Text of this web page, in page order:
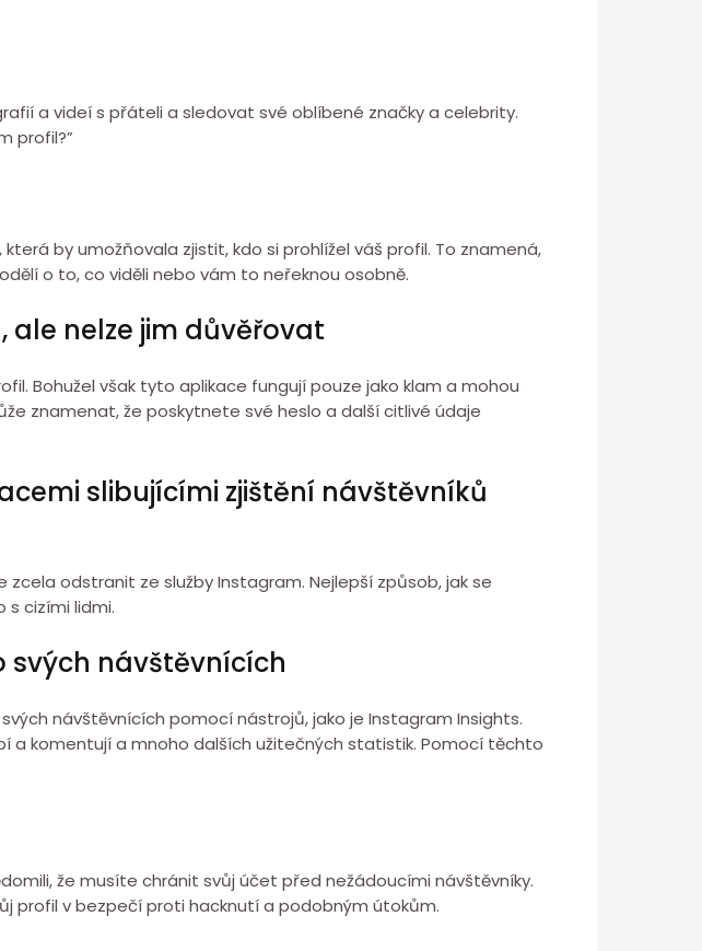
a videí s přáteli a sledovat své oblíbené značky a celebrity.
profil?”
by umožňovala zjistit, kdo si prohlížel váš profil. To znamená,
o to, co viděli nebo vám to neřeknou osobně.
ale nelze jim důvěřovat
Bohužel však tyto aplikace fungují pouze jako klam a mohou
znamenat, že poskytnete své heslo a další citlivé údaje
slibujícími zjištění návštěvníků
odstranit ze služby Instagram. Nejlepší způsob, jak se
cizími lidmi.
svých návštěvnících
návštěvnících pomocí nástrojů, jako je Instagram Insights.
a komentují a mnoho dalších užitečných statistik. Pomocí těchto
že musíte chránit svůj účet před nežádoucími návštěvníky.
profil v bezpečí proti hacknutí a podobným útokům.